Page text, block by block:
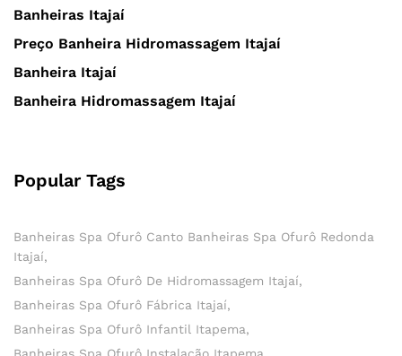
Banheiras Itajaí
Preço Banheira Hidromassagem Itajaí
Banheira Itajaí
Banheira Hidromassagem Itajaí
Popular Tags
Banheiras Spa Ofurô Canto Banheiras Spa Ofurô Redonda
Itajaí
Banheiras Spa Ofurô De Hidromassagem Itajaí
Banheiras Spa Ofurô Fábrica Itajaí
Banheiras Spa Ofurô Infantil Itapema